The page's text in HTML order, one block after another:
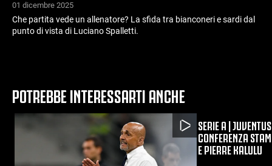
01 dicembre 2025
Che partita vede un allenatore? La sfida tra bianconeri e sardi dal
punto di vista di Luciano Spalletti.
POTREBBE INTERESSARTI ANCHE
SERIE A |
CONFERENZA
E PIERRE KALULU